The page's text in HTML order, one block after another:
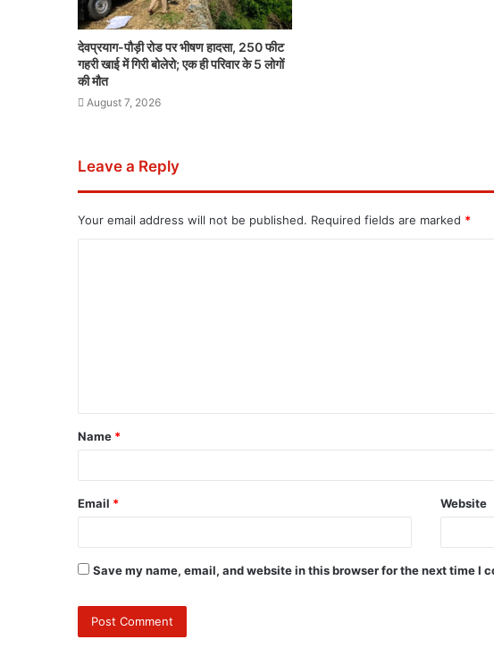
देवप्रयाग-पौड़ी रोड पर भीषण हादसा, 250 फीट
गहरी खाई में गिरी बोलेरो; एक ही परिवार के 5 लोगों
की मौत
August 7, 2026
Leave a Reply
Your email address will not be published. Required fields are marked *
Name *
Email * Website
Save my name, email, and website in this browser for the next time I